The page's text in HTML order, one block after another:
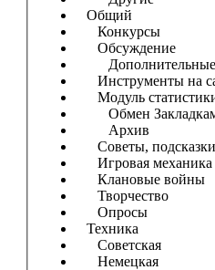
Общий
Конкурсы
Обсуждение
Дополнительные
Инструменты на
Модуль
Обмен
Архив
Советы, подсказки
Игровая механика
Клановые войны
Творчество
Опросы
Техника
Советская
Немецкая